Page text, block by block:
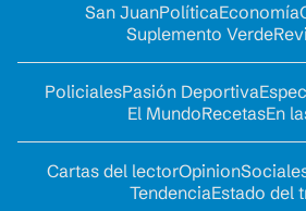
San JuanPolíticaEconomía
Suplemento Verde
PolicialesPasión Deportiva
El MundoRecetasEn
Cartas del lectorOpinion
TendenciaEstado del